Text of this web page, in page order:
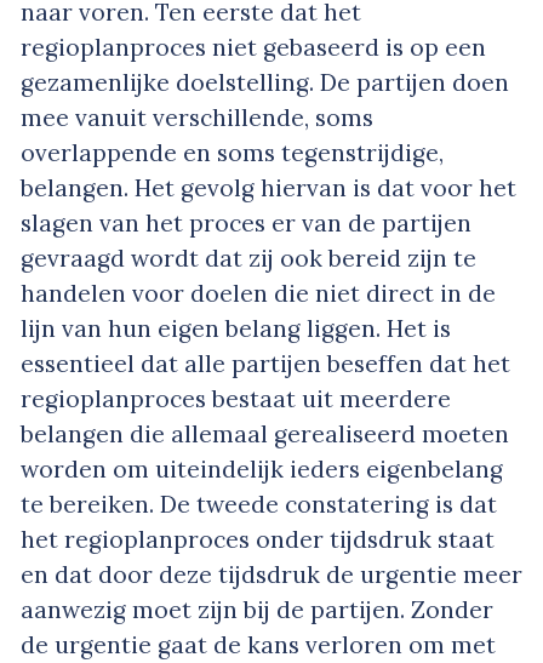
naar voren. Ten eerste dat het
regioplanproces niet gebaseerd is op een
gezamenlijke doelstelling. De partijen doen
mee vanuit verschillende, soms
overlappende en soms tegenstrijdige,
belangen. Het gevolg hiervan is dat voor het
slagen van het proces er van de partijen
gevraagd wordt dat zij ook bereid zijn te
handelen voor doelen die niet direct in de
lijn van hun eigen belang liggen. Het is
essentieel dat alle partijen beseffen dat het
regioplanproces bestaat uit meerdere
belangen die allemaal gerealiseerd moeten
worden om uiteindelijk ieders eigenbelang
te bereiken. De tweede constatering is dat
het regioplanproces onder tijdsdruk staat
en dat door deze tijdsdruk de urgentie meer
aanwezig moet zijn bij de partijen. Zonder
de urgentie gaat de kans verloren om met